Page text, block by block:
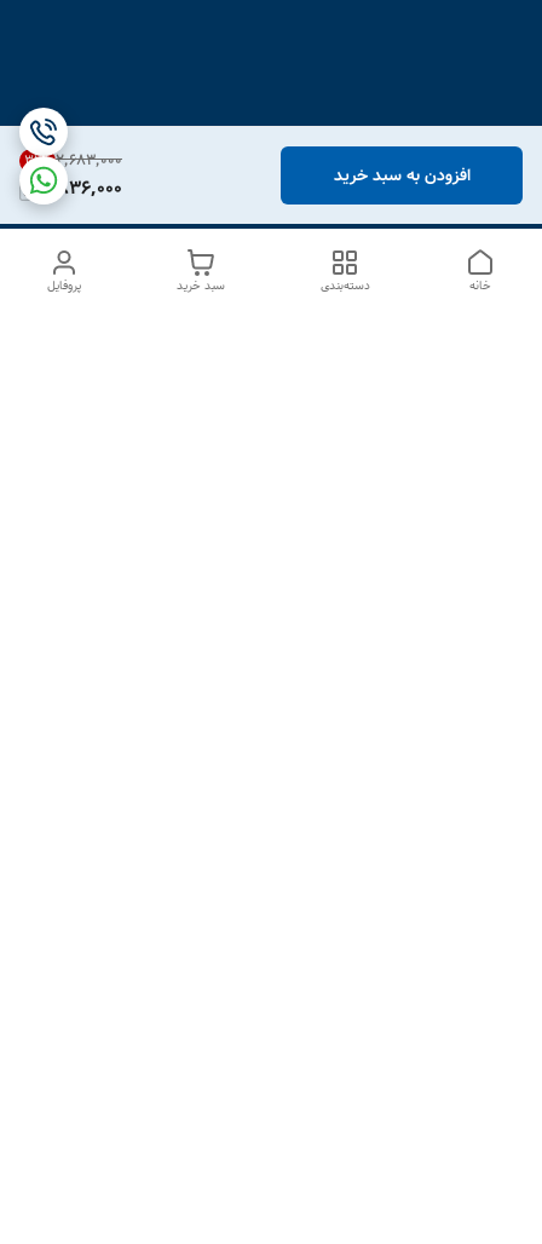
۲٬۶۸۳٬۰۰۰ 31%
1,836,000 افزودن به سبد خرید
پروفایل سبد خرید دسته‌بندی خانه